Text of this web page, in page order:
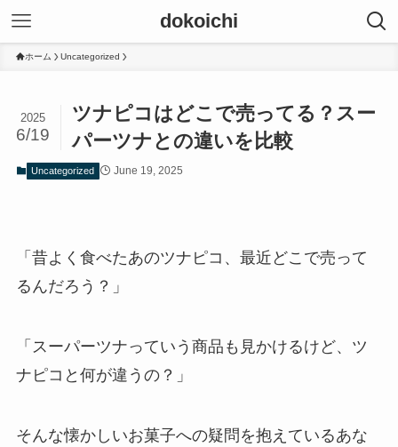
dokoichi
ホーム Uncategorized
ツナピコはどこで売ってる？スー
パーツナとの違いを比較
2025
6/19
Uncategorized June 19, 2025
「昔よく食べたあのツナピコ、最近どこで売って
るんだろう？」
「スーパーツナっていう商品も見かけるけど、ツ
ナピコと何が違うの？」
そんな懐かしいお菓子への疑問を抱えているあな